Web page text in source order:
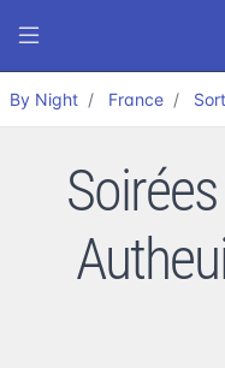
By Night France